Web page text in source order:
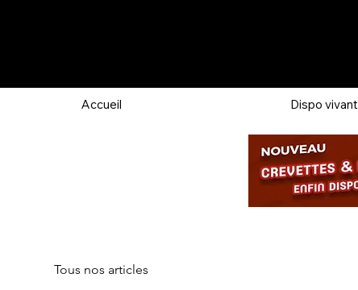
Accueil Dispo vivant
Tous nos articles